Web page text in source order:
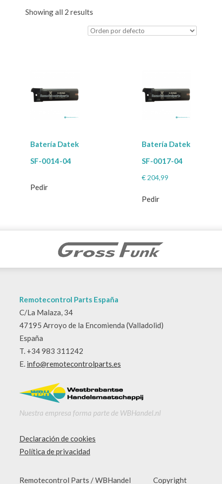
Showing all 2 results
Batería Datek
SF-0014-04
Pedir
Batería Datek
SF-0017-04
€204,99
Pedir
Remotecontrol Parts España
C/La Malaza, 34
47195 Arroyo de la Encomienda (Valladolid)
España
T. +34 983 311242
E. info@remotecontrolparts.es
Nuestra empresa forma parte de WBHandel.nl
Declaración de cookies
Política de privacidad
Remotecontrol Parts / WBHandel Copyright